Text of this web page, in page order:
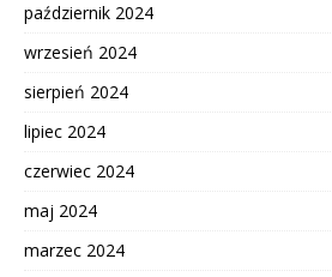
październik 2024
wrzesień 2024
sierpień 2024
lipiec 2024
czerwiec 2024
maj 2024
marzec 2024